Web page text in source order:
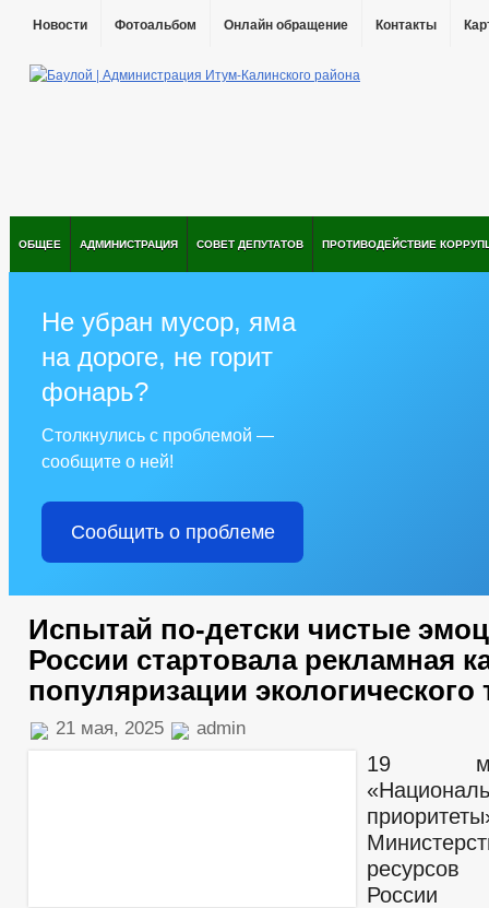
Новости Фотоальбом Онлайн обращение Контакты
ОБЩЕЕ АДМИНИСТРАЦИЯ СОВЕТ ДЕПУТАТОВ ПРОТИВОДЕЙСТВИЕ
Не убран мусор, яма
на дороге, не горит
фонарь?
Столкнулись с проблемой —
сообщите о ней!
Сообщить о проблеме
Испытай по-детски чистые
России стартовала рекламная
популяризации экологического
21 мая, 2025 admin
19
России